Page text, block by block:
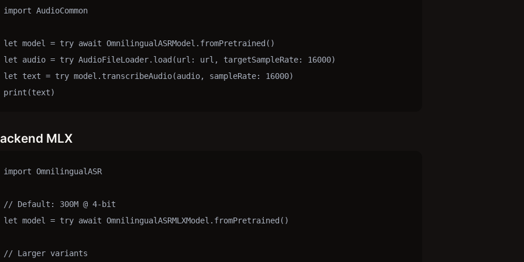
import AudioCommon
let model = try await OmnilingualASRModel.fromPretrained()
let audio = try AudioFileLoader.load(url: url, targetSampleRate: 16000)
let text = try model.transcribeAudio(audio, sampleRate: 16000)
print(text)
MLX
import OmnilingualASR
// Default: 300M @ 4-bit
let model = try await OmnilingualASRMLXModel.fromPretrained()
// Larger variants